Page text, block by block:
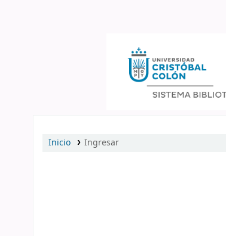
Inicio Ingresar